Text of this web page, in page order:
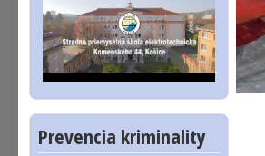
Prevencia kriminality